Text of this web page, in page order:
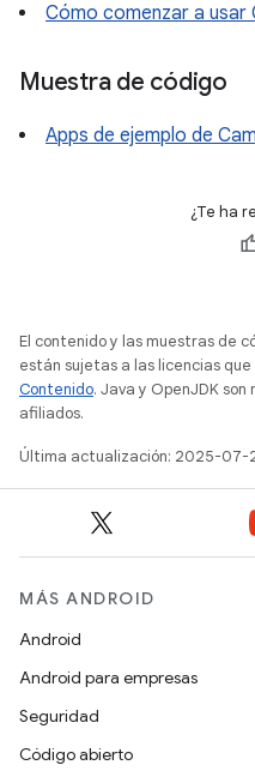
Cómo comenzar a usar
Muestra de código
Apps de ejemplo de
¿Te ha
El contenido y las muestras de
están sujetas a las licencias
Contenido. Java y OpenJDK
afiliados.
Última actualización: 2025-07-
MÁS ANDROID
Android
Android para empresas
Seguridad
Código abierto